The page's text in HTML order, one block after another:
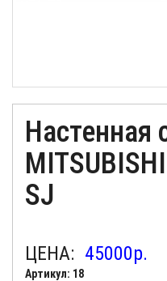
Настенная
SJ
ЦЕНА: 45000р.
Артикул: 18